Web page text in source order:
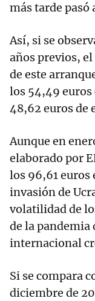
más tarde pasó
Así, si se
años previos,
de este
los 54,49 euros
48,62 euros de
Aunque en
elaborado por
los 96,61 euros
invasión de
volatilidad de
de la pandemia
internacional
Si se compara
diciembre de